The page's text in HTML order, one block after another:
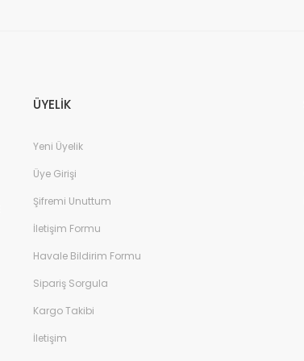
ÜYELİK
Yeni Üyelik
Üye Girişi
Şifremi Unuttum
İletişim Formu
Havale Bildirim Formu
Sipariş Sorgula
Kargo Takibi
İletişim